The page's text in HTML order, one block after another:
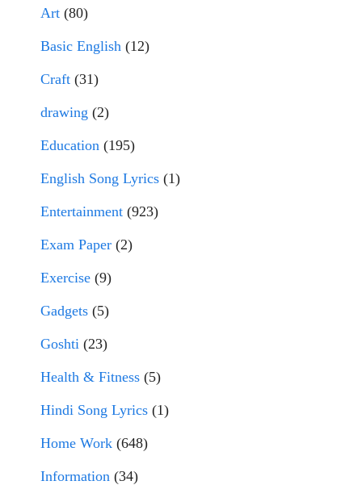
Art (80)
Basic English (12)
Craft (31)
drawing (2)
Education (195)
English Song Lyrics (1)
Entertainment (923)
Exam Paper (2)
Exercise (9)
Gadgets (5)
Goshti (23)
Health & Fitness (5)
Hindi Song Lyrics (1)
Home Work (648)
Information (34)